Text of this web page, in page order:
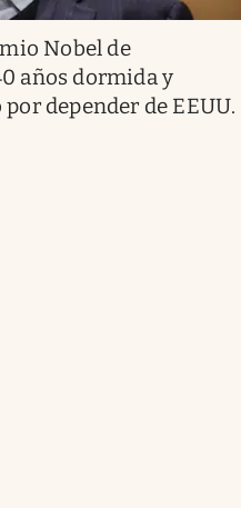
Nobel de
años dormida y
depender de EEUU.